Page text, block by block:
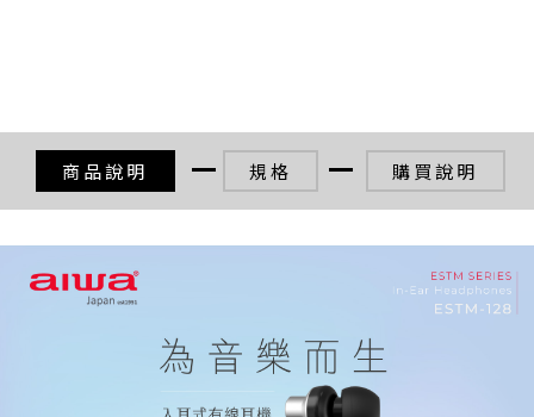
商品說明 規格 購買說明